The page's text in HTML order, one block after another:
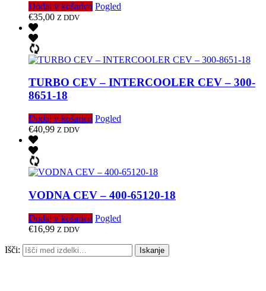
Dodaj v košarico Pogled
€35,00 Z DDV
TURBO CEV – INTERCOOLER CEV – 300-
8651-18
Dodaj v košarico Pogled
€40,99 Z DDV
VODNA CEV – 400-65120-18
Dodaj v košarico Pogled
€16,99 Z DDV
Išči: Iskanje